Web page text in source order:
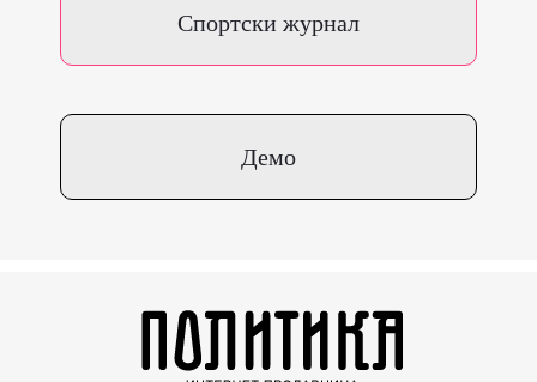
Спортски журнал
Демо